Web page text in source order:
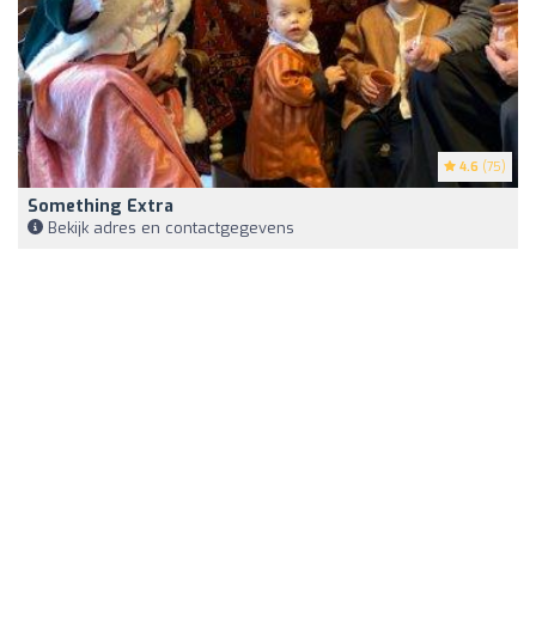
4.6 (75)
Something Extra
Bekijk adres en contactgegevens